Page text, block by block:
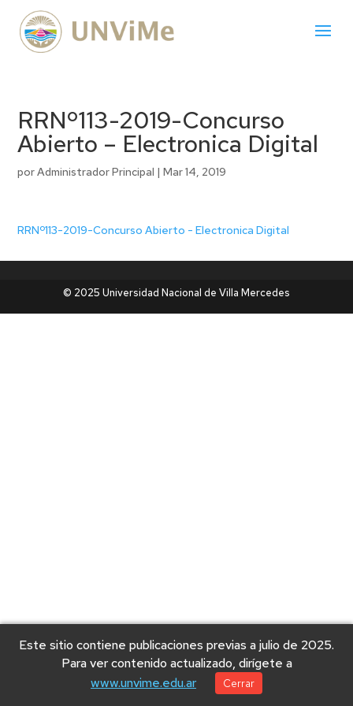
RRNº113-2019-Concurso
Abierto – Electronica Digital
porAdministrador Principal |Mar 14, 2019
RRNº113-2019-Concurso Abierto - Electronica Digital
© 2025 Universidad Nacional de Villa Mercedes
Este sitio contiene publicaciones previas a julio de 2025.
Para ver contenido actualizado, dirígete a
www.unvime.edu.ar
Cerrar